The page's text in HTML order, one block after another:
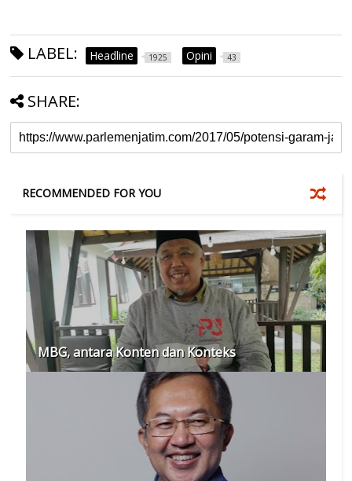
LABEL: Headline 1925 Opini 43
SHARE:
RECOMMENDED FOR YOU
MBG, antara Konten dan Konteks